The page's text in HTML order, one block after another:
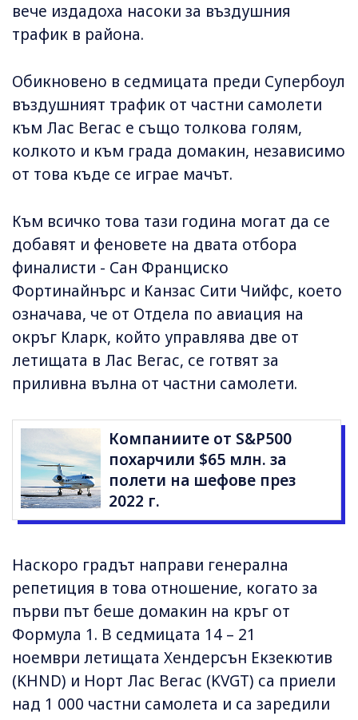
вече издадоха насоки за въздушния
трафик в района.
Обикновено в седмицата преди Супербоул
въздушният трафик от частни самолети
към Лас Вегас е също толкова голям,
колкото и към града домакин, независимо
от това къде се играе мачът.
Към всичко това тази година могат да се
добавят и феновете на двата отбора
финалисти - Сан Франциско
Фортинайнърс и Канзас Сити Чийфс, което
означава, че от Отдела по авиация на
окръг Кларк, който управлява две от
летищата в Лас Вегас, се готвят за
приливна вълна от частни самолети.
Компаниите от S&P500
похарчили $65 млн. за
полети на шефове през
2022 г.
Наскоро градът направи генерална
репетиция в това отношение, когато за
първи път беше домакин на кръг от
Формула 1. В седмицата 14 – 21
ноември летищата Хендерсън Екзекютив
(KHND) и Норт Лас Вегас (KVGT) са приели
над 1 000 частни самолета и са заредили